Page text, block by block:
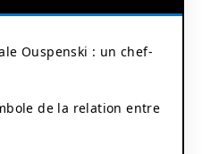
Ouspenski : un chef-
de la relation entre